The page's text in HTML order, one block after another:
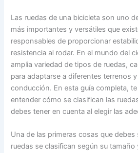
Las ruedas de una bicicleta son uno
más importantes y versátiles que
responsables de proporcionar
resistencia al rodar. En el mundo del
amplia variedad de tipos de ruedas,
para adaptarse a diferentes terrenos
conducción. En esta guía completa,
entender cómo se clasifican las
debes tener en cuenta al elegir las
Una de las primeras cosas que debes
ruedas se clasifican según su tamaño